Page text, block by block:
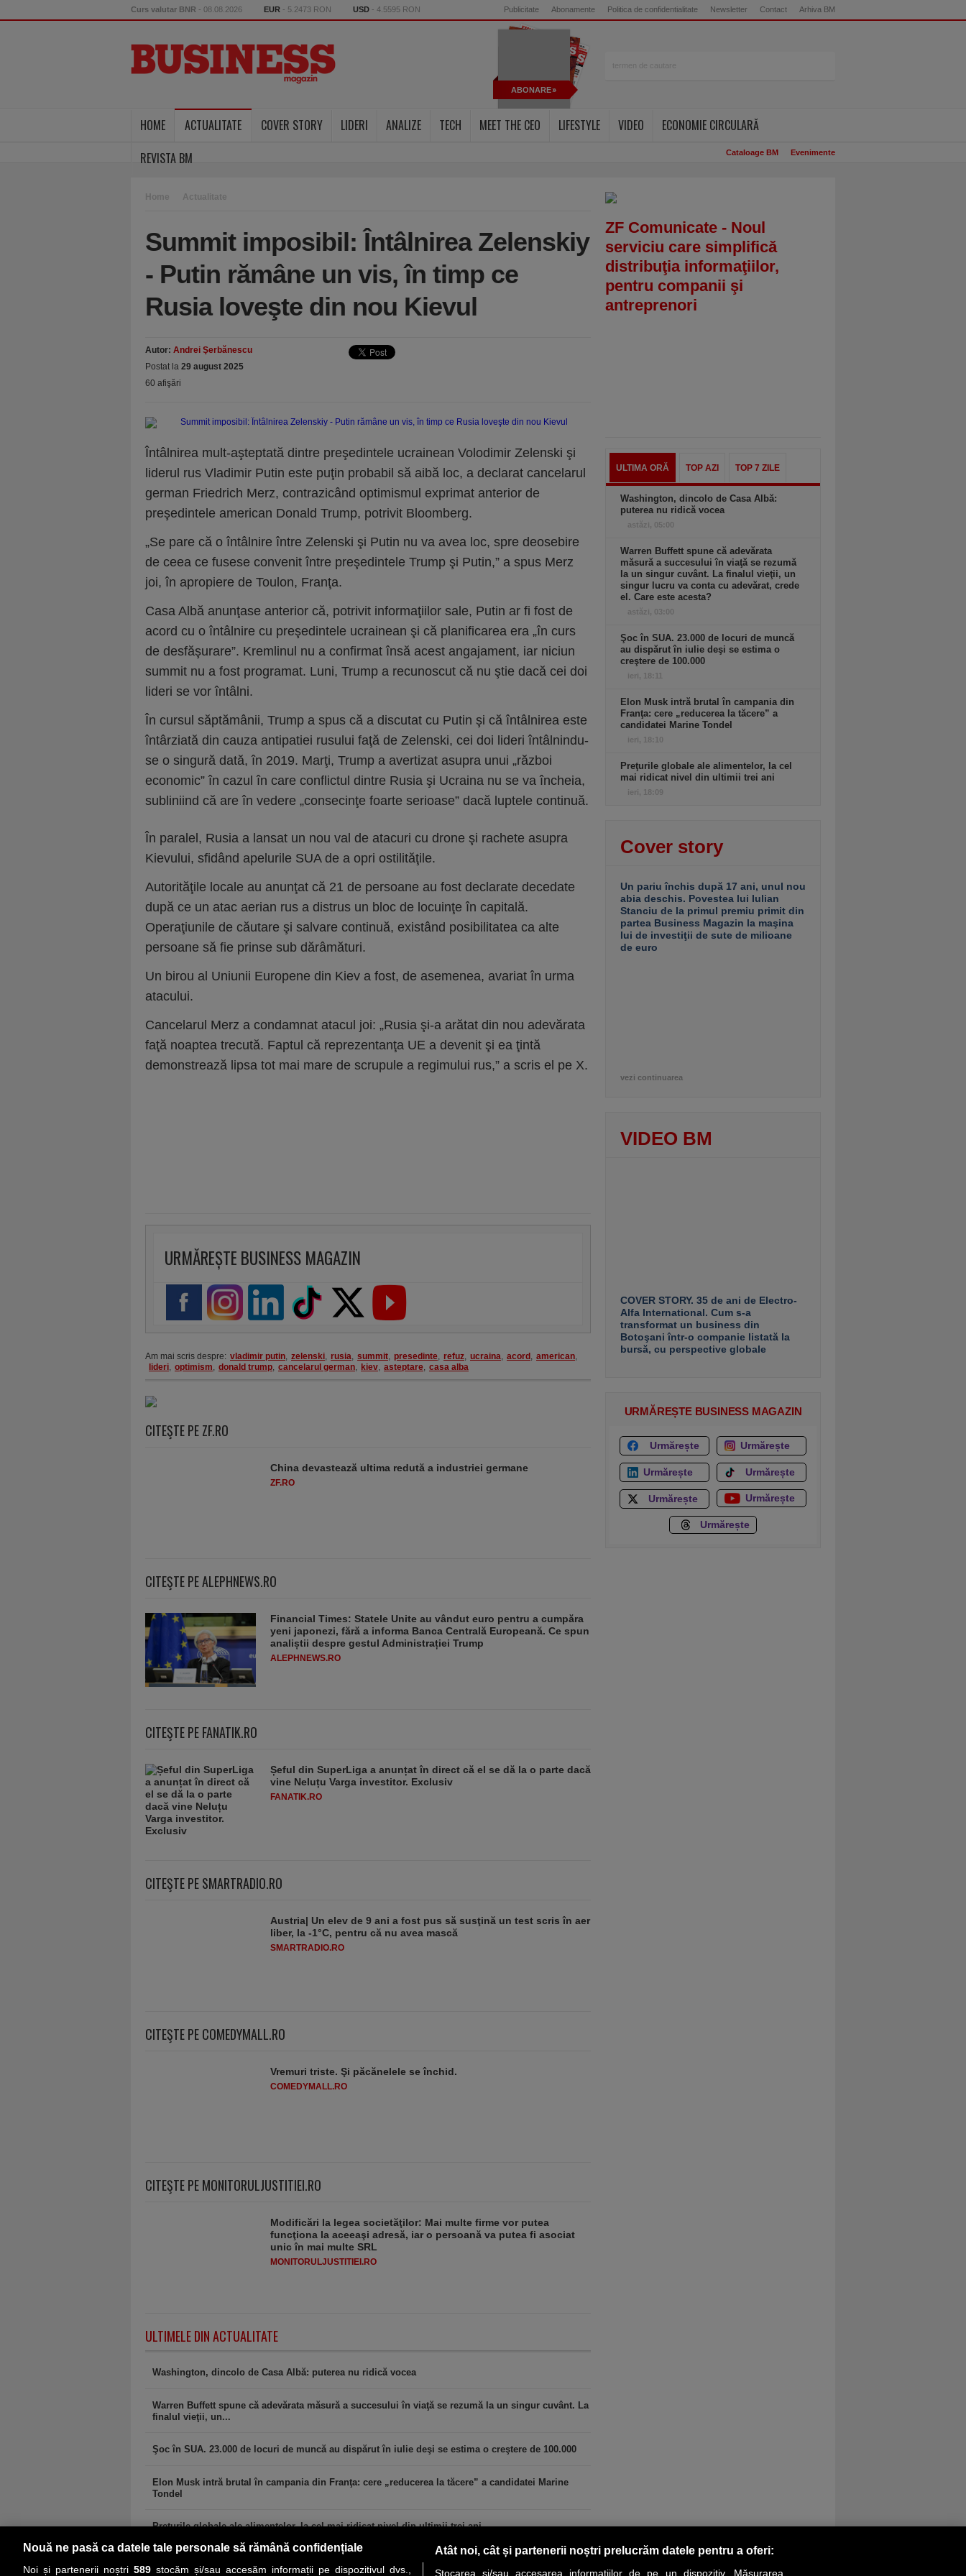
Curs valutar BNR - 08.08.2026 EUR - 5.2473 RON USD - 4.5595 RON Publicitate Abonamente Politica de confidentialitate Newsletter Contact Arhiva BM
ABONARE
HOME ACTUALITATE COVER STORY LIDERI ANALIZE TECH MEET THE CEO LIFESTYLE VIDEO
ECONOMIE CIRCULARĂ
REVISTA BM
Cataloage BM Evenimente
Home Actualitate
Summit imposibil: Întâlnirea Zelenskiy
- Putin rămâne un vis, în timp ce
Rusia loveşte din nou Kievul
Autor: Andrei Şerbănescu
Postat la 29 august 2025
60 afişări
Întâlnirea mult-aşteptată dintre preşedintele ucrainean Volodimir Zelenski şi
liderul rus Vladimir Putin este puţin probabil să aibă loc, a declarat cancelarul
german Friedrich Merz, contrazicând optimismul exprimat anterior de
preşedintele american Donald Trump, potrivit Bloomberg.
„Se pare că o întâlnire între Zelenski şi Putin nu va avea loc, spre deosebire
de ceea ce fusese convenit între preşedintele Trump şi Putin,” a spus Merz
joi, în apropiere de Toulon, Franţa.
Casa Albă anunţase anterior că, potrivit informaţiilor sale, Putin ar fi fost de
acord cu o întâlnire cu preşedintele ucrainean şi că planificarea era „în curs
de desfăşurare”. Kremlinul nu a confirmat însă acest angajament, iar niciun
summit nu a fost programat. Luni, Trump a recunoscut că nu ştie dacă cei doi
lideri se vor întâlni.
În cursul săptămânii, Trump a spus că a discutat cu Putin şi că întâlnirea este
întârziată din cauza antipatiei rusului faţă de Zelenski, cei doi lideri întâlnindu-
se o singură dată, în 2019. Marţi, Trump a avertizat asupra unui „război
economic” în cazul în care conflictul dintre Rusia şi Ucraina nu se va încheia,
subliniind că are în vedere „consecinţe foarte serioase” dacă luptele continuă.
În paralel, Rusia a lansat un nou val de atacuri cu drone şi rachete asupra
Kievului, sfidând apelurile SUA de a opri ostilităţile.
Autorităţile locale au anunţat că 21 de persoane au fost declarate decedate
după ce un atac aerian rus a distrus un bloc de locuinţe în capitală.
Operaţiunile de căutare şi salvare continuă, existând posibilitatea ca alte
persoane să fie prinse sub dărâmături.
Un birou al Uniunii Europene din Kiev a fost, de asemenea, avariat în urma
atacului.
Cancelarul Merz a condamnat atacul joi: „Rusia şi-a arătat din nou adevărata
faţă noaptea trecută. Faptul că reprezentanţa UE a devenit şi ea ţintă
demonstrează lipsa tot mai mare de scrupule a regimului rus,” a scris el pe X.
URMĂREȘTE BUSINESS MAGAZIN
Am mai scris despre: vladimir putin, zelenski, rusia, summit, presedinte, refuz, ucraina, acord , american,
lideri, optimism, donald trump, cancelarul german, kiev, asteptare, casa alba
CITEŞTE PE ZF.RO
China devastează ultima redută a industriei germane
ZF.RO
CITEŞTE PE ALEPHNEWS.RO
Financial Times: Statele Unite au vândut euro pentru a cumpăra
yeni japonezi, fără a informa Banca Centrală Europeană. Ce spun
analiștii despre gestul Administrației Trump
ALEPHNEWS.RO
CITEŞTE PE FANATIK.RO
Șeful din SuperLiga a anunțat în direct că el se dă la o parte dacă
vine Neluțu Varga investitor. Exclusiv
FANATIK.RO
CITEŞTE PE SMARTRADIO.RO
Austria| Un elev de 9 ani a fost pus să susţină un test scris în aer
liber, la -1°C, pentru că nu avea mască
SMARTRADIO.RO
CITEŞTE PE COMEDYMALL.RO
Vremuri triste. Şi păcănelele se închid.
COMEDYMALL.RO
CITEŞTE PE MONITORULJUSTITIEI.RO
Modificări la legea societăţilor: Mai multe firme vor putea
funcţiona la aceeaşi adresă, iar o persoană va putea fi asociat
unic în mai multe SRL
MONITORULJUSTITIEI.RO
ULTIMELE DIN ACTUALITATE
Washington, dincolo de Casa Albă: puterea nu ridică vocea
Warren Buffett spune că adevărata măsură a succesului în viaţă se rezumă la un singur cuvânt. La
finalul vieţii, un...
Şoc în SUA. 23.000 de locuri de muncă au dispărut în iulie deşi se estima o creştere de 100.000
Elon Musk intră brutal în campania din Franţa: cere „reducerea la tăcere” a candidatei Marine
Tondel
Preţurile globale ale alimentelor, la cel mai ridicat nivel din ultimii trei ani
ZF Comunicate - Noul
serviciu care simplifică
distribuţia informaţiilor,
pentru companii şi
antreprenori
ULTIMA ORĂ TOP AZI TOP 7 ZILE
Washington, dincolo de Casa Albă:
puterea nu ridică vocea
astăzi, 05:00
Warren Buffett spune că adevărata
măsură a succesului în viaţă se rezumă
la un singur cuvânt. La finalul vieţii, un
singur lucru va conta cu adevărat, crede
el. Care este acesta?
astăzi, 03:00
Şoc în SUA. 23.000 de locuri de muncă
au dispărut în iulie deşi se estima o
creştere de 100.000
ieri, 18:11
Elon Musk intră brutal în campania din
Franţa: cere „reducerea la tăcere” a
candidatei Marine Tondel
ieri, 18:10
Preţurile globale ale alimentelor, la cel
mai ridicat nivel din ultimii trei ani
ieri, 18:09
Cover story
Un pariu închis după 17 ani, unul nou
abia deschis. Povestea lui Iulian
Stanciu de la primul premiu primit din
partea Business Magazin la maşina
lui de investiţii de sute de milioane
de euro
vezi continuarea
VIDEO BM
COVER STORY. 35 de ani de Electro-
Alfa International. Cum s-a
transformat un business din
Botoşani într-o companie listată la
bursă, cu perspective globale
URMĂREȘTE BUSINESS MAGAZIN
Urmărește Urmărește
Urmărește Urmărește
Urmărește Urmărește
Urmărește
Nouă ne pasă ca datele tale personale să rămână confidențiale
Noi și partenerii noștri 589stocăm și/sau accesăm informații pe dispozitivul dvs.,
Atât noi, cât și partenerii noștri prelucrăm datele pentru a oferi:
Stocarea și/sau accesarea informațiilor de pe un dispozitiv. Măsurarea